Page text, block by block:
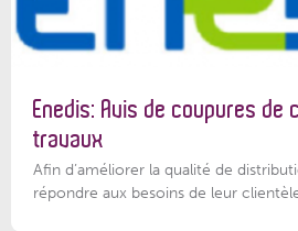
Enedis: Avis de coupures de
travaux
Afin d’améliorer la qualité de
répondre aux besoins de leur